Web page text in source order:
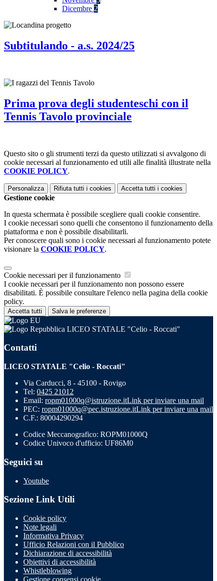
Dicembre 2
Subtitulando - a.s. 2024/25
Prima prova degli studenteschi con il
Tennis Tavolo provinciale
Questo sito o gli strumenti terzi da questo utilizzati si avvalgono di
cookie necessari al funzionamento ed utili alle finalità illustrate nella
COOKIE POLICY.
Personalizza Rifiuta tutti i cookies Accetta tutti i cookies
Gestione cookie
In questa schermata è possibile scegliere quali cookie consentire.
I cookie necessari sono quelli che consentono il funzionamento della
piattaforma e non è possibile disabilitarli.
Per conoscere quali sono i cookie necessari al funzionamento potete
visionare la COOKIE POLICY.
Cookie necessari per il funzionamento
I cookie necessari per il funzionamento non possono essere
disabilitati. È possibile consultare l'elenco nella pagina della cookie
policy.
Accetta tutti Salva le preferenze
LICEO STATALE "Celio - Roccati"
Contatti
LICEO STATALE "Celio - Roccati"
Via Carducci, 8 - 45100 - Rovigo
Tel: 0425 21012
Email: ropm01000q@istruzione.itLink per inviare una mail
PEC: ropm01000q@pec.istruzione.itLink per inviare una mail
C.F.: 80004290294
Codice Meccanografico: ROPM01000Q
Codice Univoco d'ufficio: UF86M0
Seguici su
Youtube
Sezione Link Utili
Cookie policy
Note legali
Informativa Privacy
Ufficio Relazioni con il Pubblico
Dichiarazione di accessibilità
Obiettivi di accessibilità
Whistleblowing
Gestione consensi cookie